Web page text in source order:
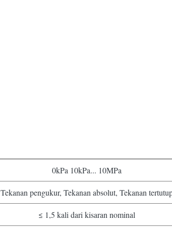
0kPa 10kPa... 10MPa
Tekanan pengukur, Tekanan absolut, Tekanan
≤ 1,5 kali dari kisaran nominal